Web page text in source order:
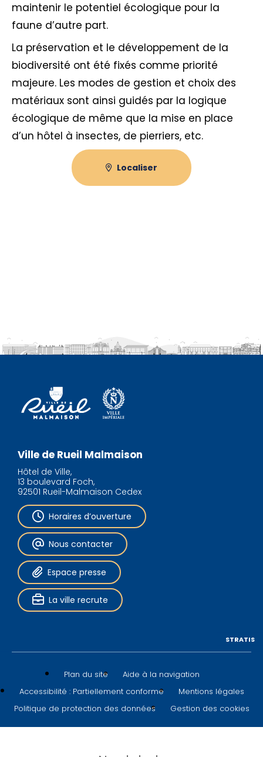
maintenir le potentiel écologique pour la
faune d’autre part.
La préservation et le développement de la
biodiversité ont été fixés comme priorité
majeure. Les modes de gestion et choix des
matériaux sont ainsi guidés par la logique
écologique de même que la mise en place
d’un hôtel à insectes, de pierriers, etc.
Localiser
Ville de Rueil Malmaison
Hôtel de Ville,
13 boulevard Foch,
92501 Rueil-Malmaison Cedex
Horaires d’ouverture
Nous contacter
Espace presse
La ville recrute
Plan du site
Aide à la navigation
Accessibilité : Partiellement conforme
Mentions légales
Politique de protection des données
Gestion des cookies
STRATIS